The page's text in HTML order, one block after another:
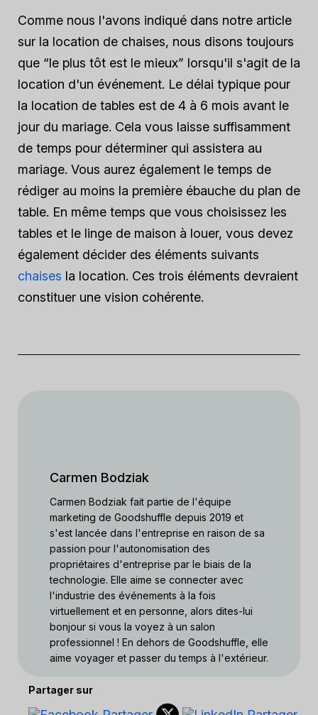
Comme nous l'avons indiqué dans notre article
sur la location de chaises, nous disons toujours
que “le plus tôt est le mieux” lorsqu'il s'agit de la
location d'un événement. Le délai typique pour
la location de tables est de 4 à 6 mois avant le
jour du mariage. Cela vous laisse suffisamment
de temps pour déterminer qui assistera au
mariage. Vous aurez également le temps de
rédiger au moins la première ébauche du plan de
table. En même temps que vous choisissez les
tables et le linge de maison à louer, vous devez
également décider des éléments suivants
chaises la location. Ces trois éléments devraient
constituer une vision cohérente.
Carmen Bodziak
Carmen Bodziak fait partie de l'équipe
marketing de Goodshuffle depuis 2019 et
s'est lancée dans l'entreprise en raison de sa
passion pour l'autonomisation des
propriétaires d'entreprise par le biais de la
technologie. Elle aime se connecter avec
l'industrie des événements à la fois
virtuellement et en personne, alors dites-lui
bonjour si vous la voyez à un salon
professionnel ! En dehors de Goodshuffle, elle
aime voyager et passer du temps à l'extérieur.
Partager sur